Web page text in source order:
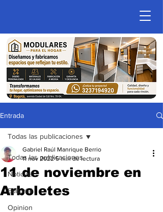
Entrada
Todas las publicaciones
Noticias
Editorial
Opinion
Todas las publicaciones
11 de noviembre en
Arboletes
Gabriel Raúl Manrique Berrio
11 nov 2022 5 min de lectura